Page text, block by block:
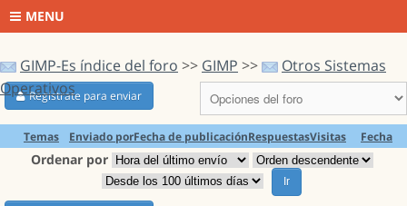
MENU
GIMP-Es índice del foro >> GIMP >>
Otros Sistemas
Operativos
Regístrate para enviar
Temas Enviado porFecha de publicaciónRespuestasVisitas Fecha
Ordenar por
Ir